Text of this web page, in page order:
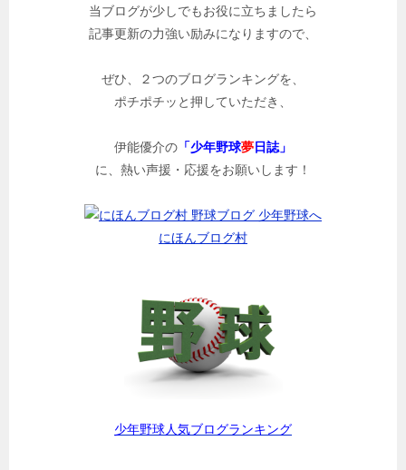
当ブログが少しでもお役に立ちましたら
記事更新の力強い励みになりますので、
ぜひ、２つのブログランキングを、
ポチポチッと押していただき、
伊能優介の 「少年野球夢日誌」
に、熱い声援・応援をお願いします！
にほんブログ村
少年野球人気ブログランキング